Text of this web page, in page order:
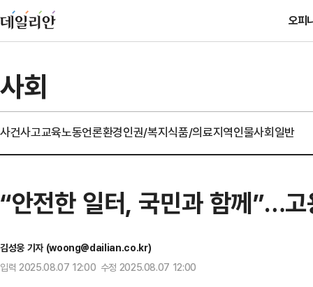
오피
사회
사건사고교육노동언론환경인권/복지식품/의료지역인물사회일반
“안전한 일터, 국민과 함께”…
김성웅 기자 (woong@dailian.co.kr)
입력 2025.08.07 12:00 수정 2025.08.07 12:00